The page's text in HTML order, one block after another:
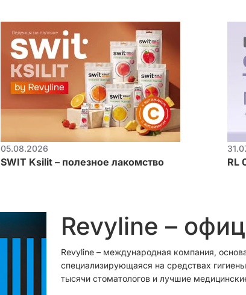
05.08.2026
SWIT Ksilit – полезное лакомство RL
Revyline –
Revyline – международная компания,
специализирующаяся на средствах
тысячи стоматологов и лучшие